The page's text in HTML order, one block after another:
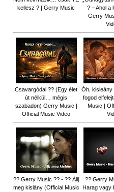
kellesz ? | Gerry Music
? – Ahol a
Gerry
Csavargódal ?? (Egy élet
út nélkül… mégis
szabadon) Gerry Music |
Official Music Video
Óh, kisleány
fogod
Music |
?? Gerry Music ?? - ?? Állj
meg kislány (Official Music
?? Gerry
Harag vagy